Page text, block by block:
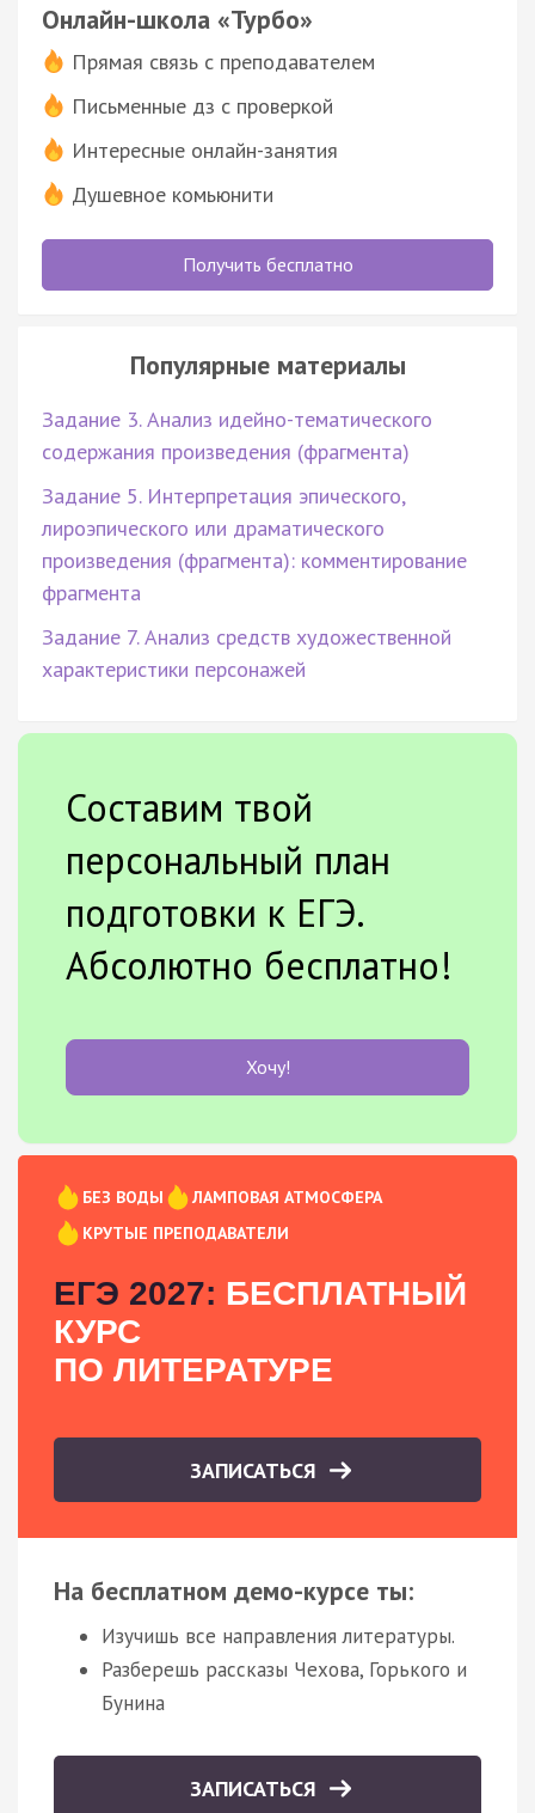
Онлайн-школа «Турбо»
Прямая связь с преподавателем
Письменные дз с проверкой
Интересные онлайн-занятия
Душевное комьюнити
Получить бесплатно
Популярные материалы
Задание 3. Анализ идейно-тематического
содержания произведения (фрагмента)
Задание 5. Интерпретация эпического,
лироэпического или драматического
произведения (фрагмента): комментирование
фрагмента
Задание 7. Анализ средств художественной
характеристики персонажей
Составим твой
персональный план
подготовки к ЕГЭ.
Абсолютно бесплатно!
Хочу!
БЕЗ ВОДЫ
ЛАМПОВАЯ АТМОСФЕРА
КРУТЫЕ ПРЕПОДАВАТЕЛИ
ЕГЭ 2027: БЕСПЛАТНЫЙ
КУРС
ПО ЛИТЕРАТУРЕ
ЗАПИСАТЬСЯ
На бесплатном демо-курсе ты:
Изучишь все направления литературы.
Разберешь рассказы Чехова, Горького и
Бунина
ЗАПИСАТЬСЯ